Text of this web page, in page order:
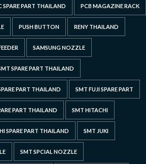
SPARE PART THAILAND PCB MAGAZINE RACK
PUSH BUTTON RENY THAILAND
SAMSUNG NOZZLE
SPARE PART THAILAND
PART THAILAND SMT FUJI SPARE PART
PART THAILAND SMT HITACHI
SPARE PART THAILAND SMT JUKI
SMT SPCIAL NOZZLE